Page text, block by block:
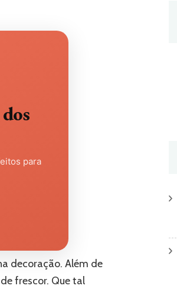
para
decoração. Além de
frescor. Que tal